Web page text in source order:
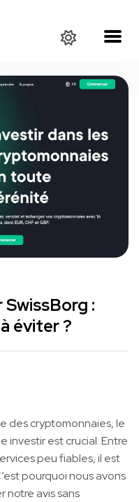
:
éviter ?
des cryptomonnaies, le
investir est crucial. Entre
peu fiables, il est
pourquoi nous avons
notre avis sans